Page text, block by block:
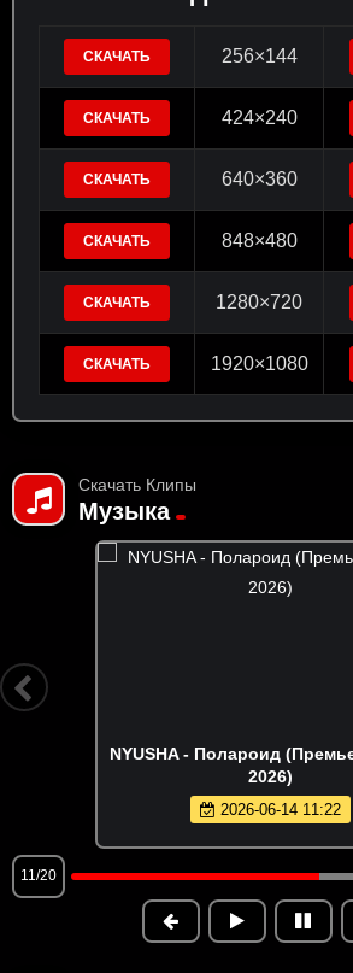
СКАЧАТЬ 256×144
СКАЧАТЬ 424×240
СКАЧАТЬ 640×360
СКАЧАТЬ 848×480
СКАЧАТЬ 1280×720
СКАЧАТЬ 1920×1080
Скачать Клипы
Музыка
NYUSHA - Полароид
2026)
2026-06-14 11:22
11/20